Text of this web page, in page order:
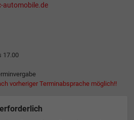
automobile.de
17.00
vorheriger Terminabsprache möglich!!